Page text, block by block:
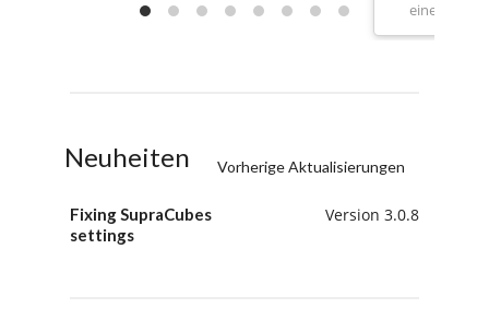
eine gute
Neuheiten Vorherige Aktualisierungen
Fixing SupraCubes
settings
Version 3.0.8